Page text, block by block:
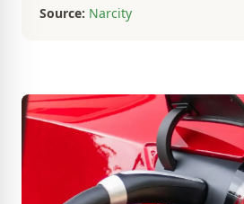
Source: Narcity